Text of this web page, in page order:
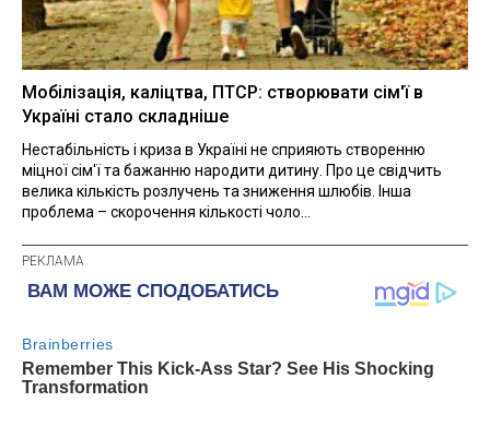
Мобілізація, каліцтва, ПТСР: створювати сім'ї в
Україні стало складніше
Нестабільність і криза в Україні не сприяють створенню
міцної сім'ї та бажанню народити дитину. Про це свідчить
велика кількість розлучень та зниження шлюбів. Інша
проблема – скорочення кількості чоло...